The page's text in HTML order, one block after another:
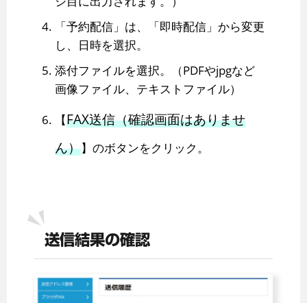
「予約配信」は、「即時配信」から変更
し、日時を選択。
添付ファイルを選択。（PDFやjpgなど
画像ファイル、テキストファイル）
【FAX送信（確認画面はありませ
ん）】のボタンをクリック。
送信結果の確認